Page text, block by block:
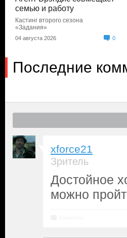
семью и работу
Кастинг второго сезона
«Задания»
04 августа 2026 0
Последние
xforce21
Зритель
Достойное
можно